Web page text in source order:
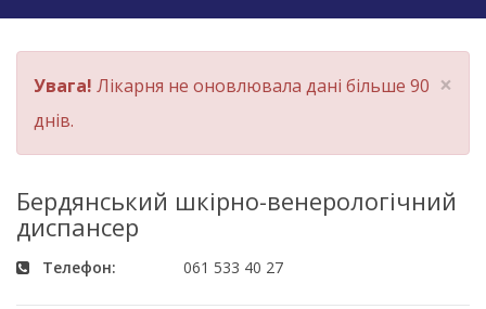
×
Увага! Лікарня не оновлювала дані більше 90
днів.
Бердянський шкірно-венерологічний
диспансер
Телефон: 061 533 40 27